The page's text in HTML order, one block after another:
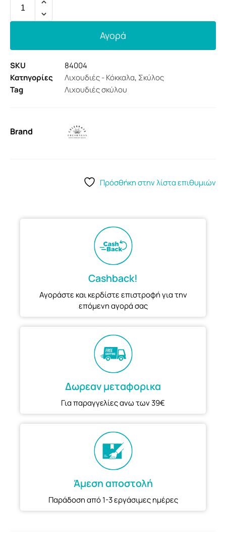
Αγορά
SKU
84004
Κατηγορίες
Λιχουδιές - Κόκκαλα, Σκύλος
Tag
Λιχουδιές σκύλου
Brand
Πρόσθήκη στην λίστα επιθυμιών
Cashback!
Αγοράστε και κερδίστε επιστροφή για την
επόμενη αγορά σας
Δωρεαν μεταφορικα
Για παραγγελίες ανω των 39€
Άμεση αποστολή
Παράδοση από 1-3 εργάσιμες ημέρες